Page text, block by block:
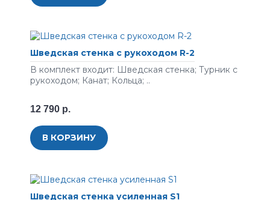
Шведская стенка с рукоходом R-2
В комплект входит: Шведская стенка; Турник с
рукоходом; Канат; Кольца; ..
12 790 р.
В КОРЗИНУ
Шведская стенка усиленная S1